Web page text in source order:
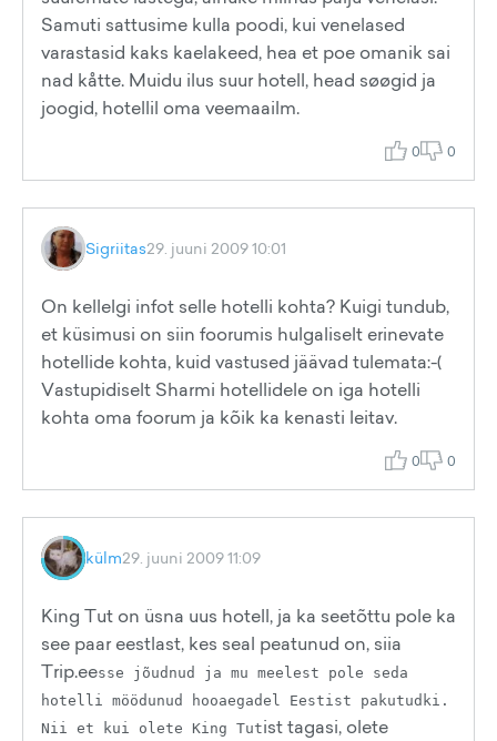
Samuti sattusime kulla poodi, kui venelased
varastasid kaks kaelakeed, hea et poe omanik sai
nad kåtte. Muidu ilus suur hotell, head søøgid ja
joogid, hotellil oma veemaailm.
0 0
Sigriitas29. juuni 2009 10:01
On kellelgi infot selle hotelli kohta? Kuigi tundub,
et küsimusi on siin foorumis hulgaliselt erinevate
hotellide kohta, kuid vastused jäävad tulemata:-(
Vastupidiselt Sharmi hotellidele on iga hotelli
kohta oma foorum ja kõik ka kenasti leitav.
0 0
külm29. juuni 2009 11:09
King Tut on üsna uus hotell, ja ka seetõttu pole ka
see paar eestlast, kes seal peatunud on, siia
Trip.eesse jõudnud ja mu meelest pole seda
hotelli möödunud hooaegadel Eestist pakutudki.
Nii et kui olete King Tutist tagasi, olete